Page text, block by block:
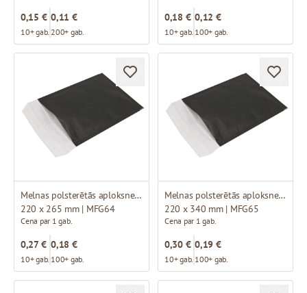
0,15 €
10+ gab.
0,11 €
200+ gab.
0,18 €
10+ gab.
0,12 €
100+ gab.
Melnas polsterētās aploksnes E15
220 x 265 mm | MFG64
Cena par 1 gab.
0,27 €
10+ gab.
0,18 €
100+ gab.
Melnas polsterētās aploksnes F16
220 x 340 mm | MFG65
Cena par 1 gab.
0,30 €
10+ gab.
0,19 €
100+ gab.